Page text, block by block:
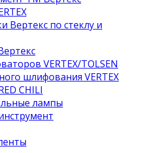
Вертекс по стеклу и
VERTEX/TOLSEN
шлифования VERTEX
CHILI
лампы